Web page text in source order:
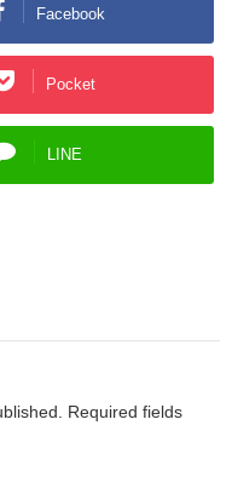
Facebook
Pocket
LINE
Required fields